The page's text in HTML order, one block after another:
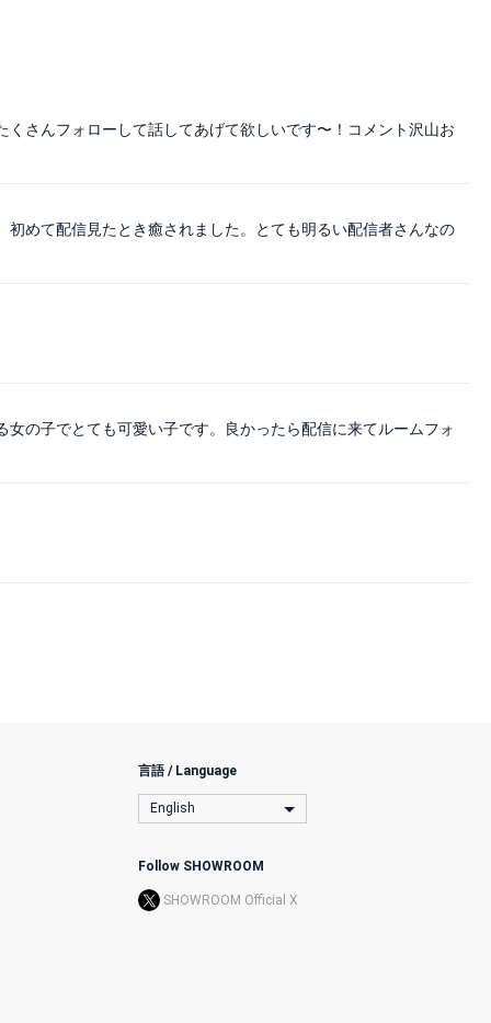
さんフォローして話してあげて欲しいです〜！コメント沢山お
めて配信見たとき癒されました。とても明るい配信者さんなの
の子でとても可愛い子です。良かったら配信に来てルームフォ
言語 / Language
English
Follow SHOWROOM
SHOWROOM Official X